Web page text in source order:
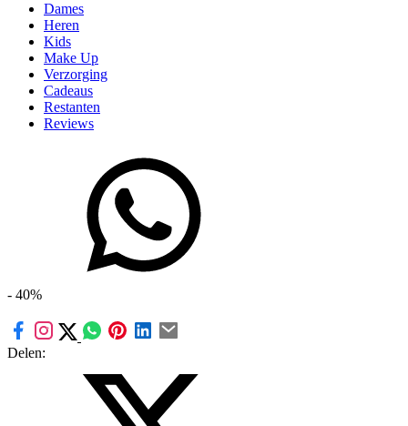
Dames
Heren
Kids
Make Up
Verzorging
Cadeaus
Restanten
Reviews
- 40%
Delen: